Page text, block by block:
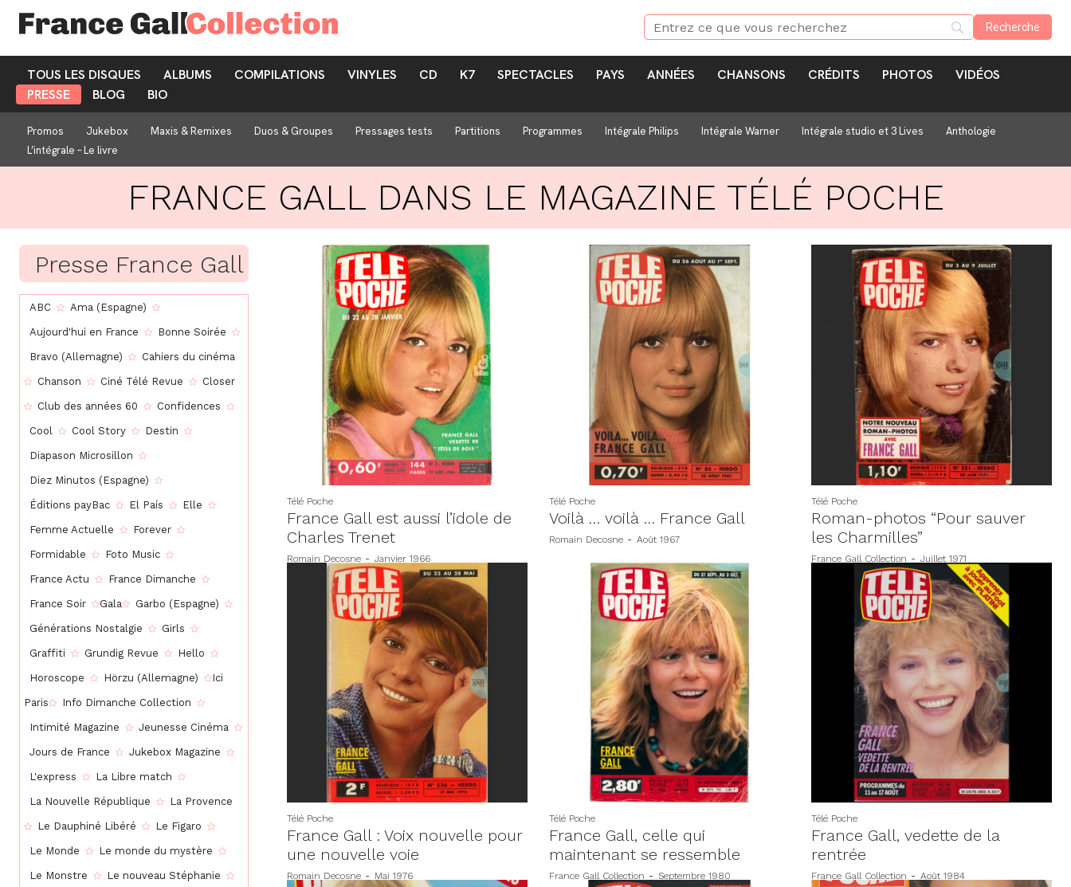
TOUS LES DISQUES ALBUMS COMPILATIONS VINYLES CD K7 SPECTACLES PAYS ANNÉES CHANSONS CRÉDITS PHOTOS
VIDÉOS
PRESSE
BLOG BIO
Promos Jukebox Maxis & Remixes Duos & Groupes Pressages tests Partitions Programmes Intégrale Philips Intégrale Warner Intégrale studio et 3 Lives
Anthologie
L’intégrale – Le livre
FRANCE GALL DANS LE MAGAZINE TÉLÉ POCHE
Presse France Gall
ABC Ama (Espagne)
Aujourd'hui en France Bonne Soirée
Bravo (Allemagne) Cahiers du cinéma
Chanson Ciné Télé Revue Closer
Club des années 60 Confidences
Cool Cool Story Destin
Diapason Microsillon
Diez Minutos (Espagne)
Éditions payBac El País Elle
Femme Actuelle Forever
Formidable Foto Music
France Actu France Dimanche
France Soir Gala Garbo (Espagne)
Générations Nostalgie Girls
Graffiti Grundig Revue Hello
Horoscope Hörzu (Allemagne) Ici
Paris Info Dimanche Collection
Intimité Magazine Jeunesse Cinéma
Jours de France Jukebox Magazine
L'express La Libre match
La Nouvelle République La Provence
Le Dauphiné Libéré Le Figaro
Le Monde Le monde du mystère
Le Monstre Le nouveau Stéphanie
Télé Poche
France Gall est aussi l’idole de
Charles Trenet
Romain Decosne - Janvier 1966
Télé Poche
Voilà … voilà … France Gall
Romain Decosne - Août 1967
Télé Poche
Roman-photos “Pour sauver
les Charmilles”
France Gall Collection - Juillet 1971
Télé Poche
France Gall : Voix nouvelle pour
une nouvelle voie
Romain Decosne - Mai 1976
Télé Poche
France Gall, celle qui
maintenant se ressemble
France Gall Collection - Septembre 1980
Télé Poche
France Gall, vedette de la
rentrée
France Gall Collection - Août 1984